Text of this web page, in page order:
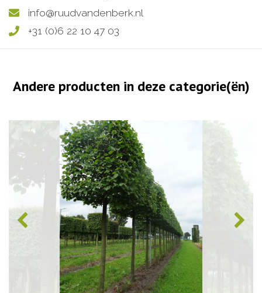
info@ruudvandenberk.nl
+31 (0)6 22 10 47 03
Andere producten in deze categorie(ën)